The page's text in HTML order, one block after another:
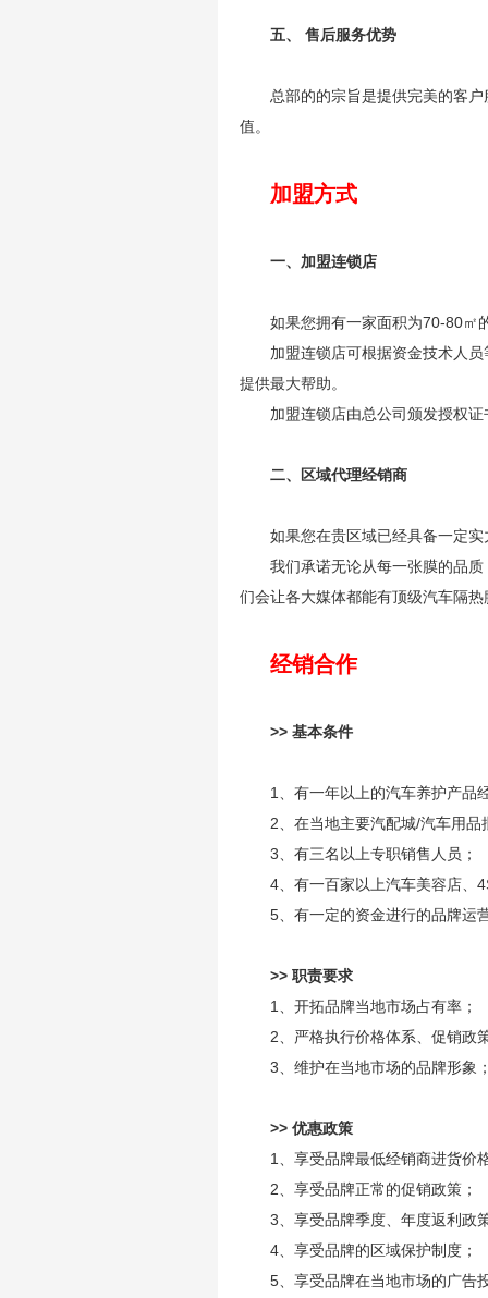
五、 售后服务优势
总部的的宗旨是提供完美的客
值。
加盟方式
一、加盟连锁店
如果您拥有一家面积为70-80㎡
加盟连锁店可根据资金技术人
提供最大帮助。
加盟连锁店由总公司颁发授权
二、区域代理经销商
如果您在贵区域已经具备一定
我们承诺无论从每一张膜的品
们会让各大媒体都能有顶级汽车隔
经销合作
>> 基本条件
1、有一年以上的汽车养护产品
2、在当地主要汽配城/汽车用
3、有三名以上专职销售人员；
4、有一百家以上汽车美容店、
5、有一定的资金进行的品牌运
>> 职责要求
1、开拓品牌当地市场占有率；
2、严格执行价格体系、促销政
3、维护在当地市场的品牌形象
>> 优惠政策
1、享受品牌最低经销商进货价
2、享受品牌正常的促销政策；
3、享受品牌季度、年度返利政
4、享受品牌的区域保护制度；
5、享受品牌在当地市场的广告